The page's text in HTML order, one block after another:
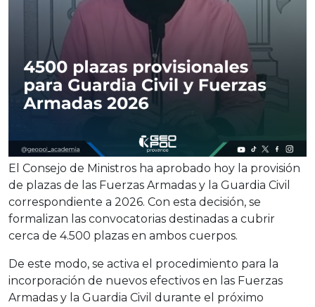
El Consejo de Ministros ha aprobado hoy la provisión
de plazas de las Fuerzas Armadas y la Guardia Civil
correspondiente a 2026. Con esta decisión, se
formalizan las convocatorias destinadas a cubrir
cerca de 4.500 plazas en ambos cuerpos.
De este modo, se activa el procedimiento para la
incorporación de nuevos efectivos en las Fuerzas
Armadas y la Guardia Civil durante el próximo